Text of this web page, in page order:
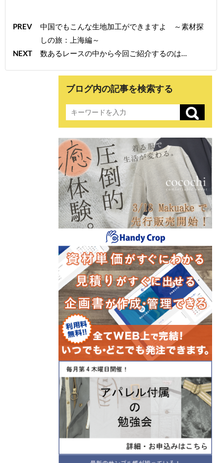
PREV
中国でもこんな生地加工ができますよ ～素材探
しの旅：上海編～
NEXT
数あるレースの中から今回ご紹介するのは…
ブログ内の記事を検索する